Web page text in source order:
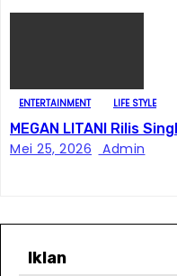
ENTERTAINMENT LIFE STYLE
MEGAN LITANI Rilis
Mei 25, 2026 Admin
Iklan